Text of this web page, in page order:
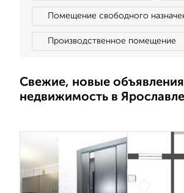
Помещение свободного
Производственное помещение
Свежие, новые
недвижимость в Ярославле